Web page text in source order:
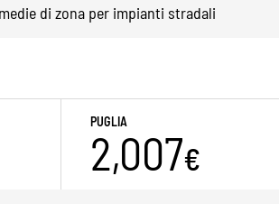
di zona per impianti stradali
PUGLIA
2,007€